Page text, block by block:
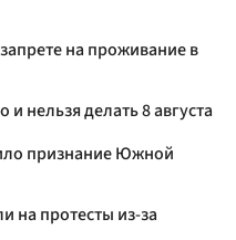
на проживание в
нельзя делать 8 августа
признание Южной
протесты из-за